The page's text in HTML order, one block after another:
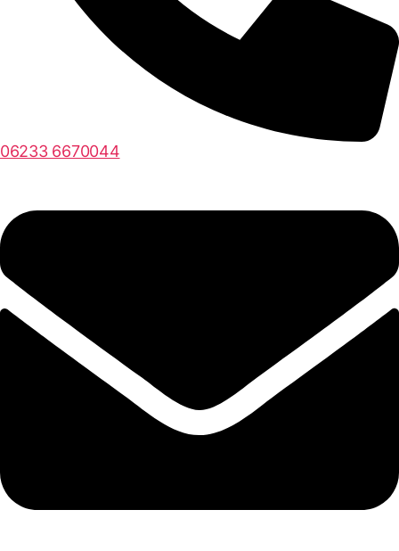
06233 6670044